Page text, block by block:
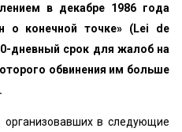
в декабре 1986 года
о конечной точке» (Lei de
дневный срок для жалоб на
обвинения им больше
организовавших в следующие